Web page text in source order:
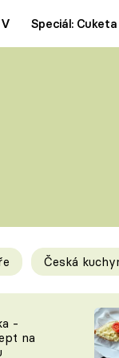
Speciál: Cuketa
Česká
-
na